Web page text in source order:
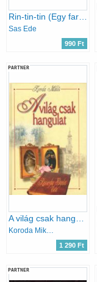
Sas Ede
990 Ft
PARTNER
A világ csak hangulat - Reviczky Gyula élete
Koroda Miklós
1 290 Ft
PARTNER